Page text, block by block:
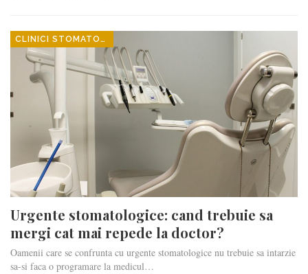
CLINICI STOMATOLOGICE
Urgente stomatologice: cand trebuie sa
mergi cat mai repede la doctor?
Oamenii care se confrunta cu urgente stomatologice nu trebuie sa intarzie
sa-si faca o programare la medicul…